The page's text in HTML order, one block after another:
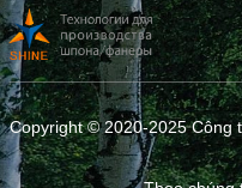
Copyright © 2020-2025 Công